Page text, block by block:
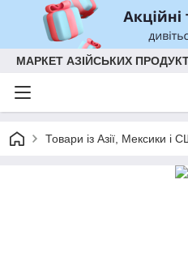
МАРКЕТ АЗІЙСЬКИХ
Товари із Азії, Мексики і